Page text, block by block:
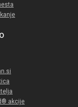
akcije